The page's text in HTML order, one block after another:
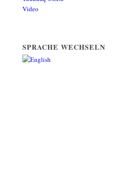
Video
SPRACHE WECHSELN